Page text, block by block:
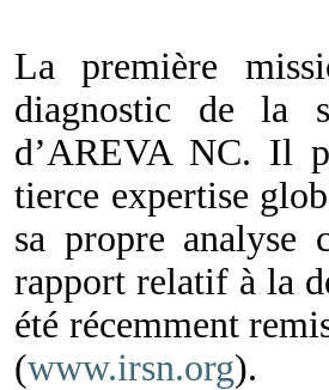
La première
diagnostic de la
d’AREVA NC. Il
tierce expertise
sa propre analyse
rapport relatif à la
été récemment
(www.irsn.org).